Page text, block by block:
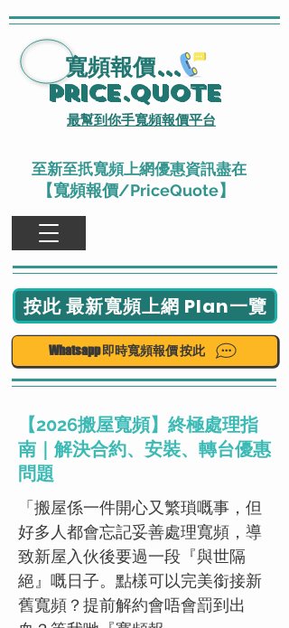
寬頻報價...
Price.Quote
最幫到你手寬頻報價平台
至新至扺寬頻上網優惠資訊盡在
【寬頻報價/PriceQuote】
按此 最新寬頻上網 Plan一覽
Whatsapp 即時寬頻報價 按此
【2026搬屋寬頻】終極處理指
南｜解決合約、安裝、轉台優惠
問題
「搬屋係一件開心又繁瑣嘅事，但
好多人都會忘記妥善處理寬頻，導
致新屋入伙後要過一段『與世隔
絕』嘅日子。點樣可以完美銜接新
舊寬頻？提前解約會唔會罰到出